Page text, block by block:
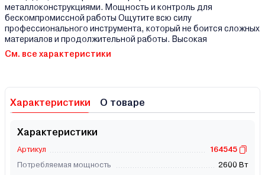
металлоконструкциями. Мощность и контроль для
бескомпромиссной работы Ощутите всю силу
профессионального инструмента, который не боится сложных
материалов и продолжительной работы. Высокая
См. все характеристики
Характеристики О товаре
Характеристики
Артикул
164545
Потребляемая мощность
2600 Вт